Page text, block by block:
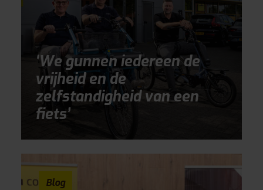
‘We gunnen iedereen de
vrijheid en de
zelfstandigheid van een
fiets’
Blog